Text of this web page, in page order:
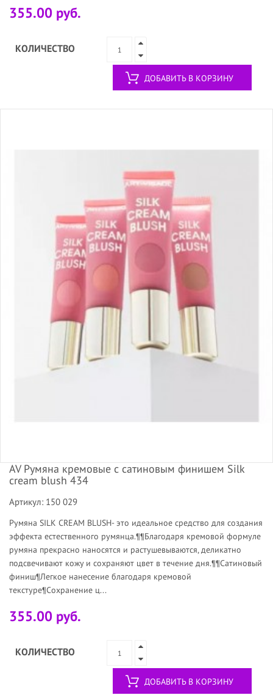
355.00 руб.
КОЛИЧЕСТВО
ДОБАВИТЬ В КОРЗИНУ
AV Румяна кремовые с сатиновым финишем Silk
cream blush 434
Артикул: 150 029
Румяна SILK CREAM BLUSH- это идеальное средство для создания
эффекта естественного румянца.¶¶Благодаря кремовой формуле
румяна прекрасно наносятся и растушевываются, деликатно
подсвечивают кожу и сохраняют цвет в течение дня.¶¶Сатиновый
финиш¶Легкое нанесение благодаря кремовой
текстуре¶Сохранение ц...
355.00 руб.
КОЛИЧЕСТВО
ДОБАВИТЬ В КОРЗИНУ